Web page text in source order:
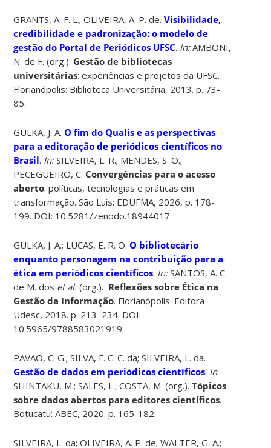
GRANTS, A. F. L.; OLIVEIRA, A. P. de.Visibilidade,
credibilidade e padronização: o modelo de
gestão do Portal de Periódicos UFSC. In:AMBONI,
N. de F. (org.). Gestão de bibliotecas
universitárias: experiências e projetos da UFSC.
Florianópolis: Biblioteca Universitária, 2013. p. 73-
85.
GULKA, J. A.O fim do Qualis e as perspectivas
para a editoração de periódicos científicos no
Brasil. In:SILVEIRA, L. R.; MENDES, S. O.;
PECEGUEIRO, C. Convergências para o acesso
aberto: políticas, tecnologias e práticas em
transformação. São Luís: EDUFMA, 2026, p. 178-
199. DOI: 10.5281/zenodo.18944017
GULKA, J. A.; LUCAS, E. R. O.O bibliotecário
enquanto personagem na contribuição para a
ética em periódicos científicos. In:SANTOS, A. C.
de M. dos et al. (org.). Reflexões sobre Ética na
Gestão da Informação. Florianópolis: Editora
Udesc, 2018. p. 213–234. DOI:
10.5965/9788583021919.
PAVAO, C. G.; SILVA, F. C. C. da; SILVEIRA, L. da.
Gestão de dados em periódicos científicos. In:
SHINTAKU, M.; SALES, L.; COSTA, M. (org.).Tópicos
sobre dados abertos para editores científicos.
Botucatu: ABEC, 2020. p. 165-182.
SILVEIRA, L. da; OLIVEIRA, A. P. de; WALTER, G. A.;